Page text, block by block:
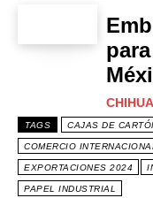
TAGS CAJAS DE
COMERCIO
EXPORTACIONES 2024
PAPEL INDUSTRIAL